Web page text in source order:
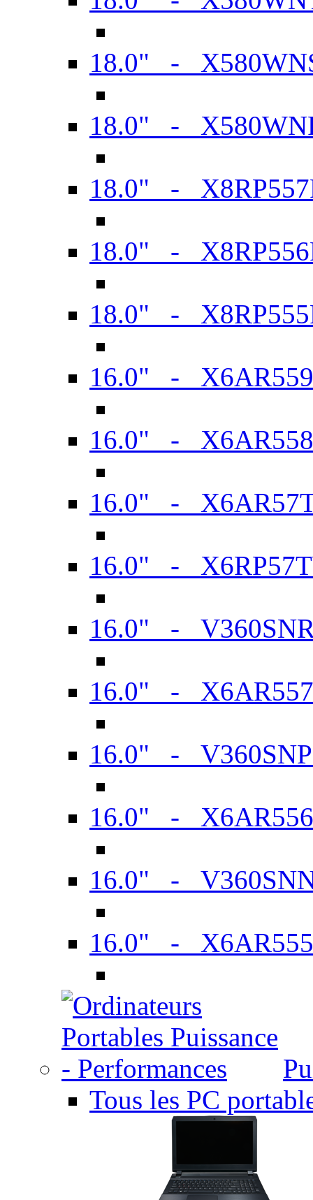
18.0" -
18.0" -
18.0" -
18.0" -
18.0" -
16.0" -
16.0" -
16.0" -
16.0" -
16.0" -
16.0" -
16.0" -
16.0" -
16.0" -
16.0" -
Tous les PC